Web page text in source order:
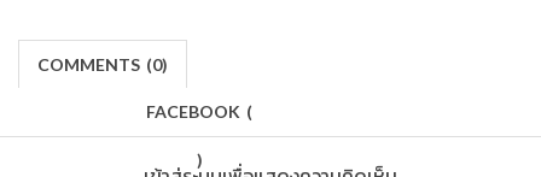
COMMENTS (0)
FACEBOOK (
)